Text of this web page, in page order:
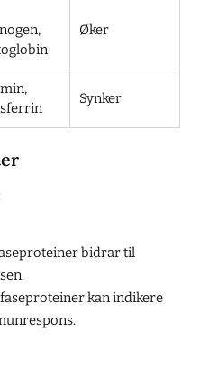
Øker
Synker
bidrar til
kan indikere